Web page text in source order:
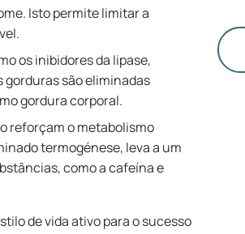
Isto permite limitar a
os inibidores da lipase,
gorduras são eliminadas
gordura corporal.
reforçam o metabolismo
termogénese, leva a um
como a cafeína e
de vida ativo para o sucesso